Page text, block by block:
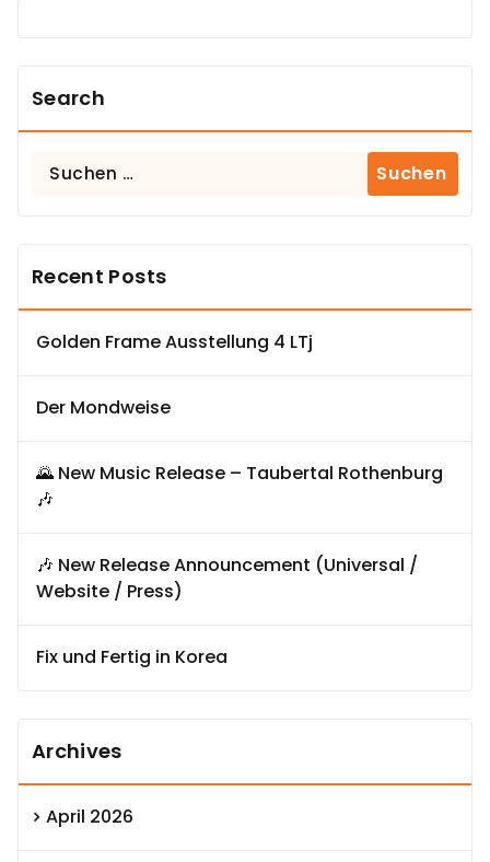
Search
Suchen
Recent Posts
Golden Frame Ausstellung 4 LTj
Der Mondweise
🌄 New Music Release – Taubertal Rothenburg
🎶
🎶 New Release Announcement (Universal /
Website / Press)
Fix und Fertig in Korea
Archives
April 2026